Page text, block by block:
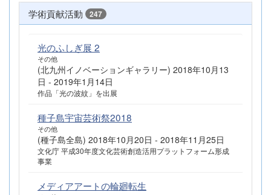
学術貢献活動 247
光のふしぎ展 2
その他
(北九州イノベーションギャラリー) 2018年10月13
日 - 2019年1月14日
作品「光の波紋」を出展
種子島宇宙芸術祭2018
その他
(種子島全島) 2018年10月20日 - 2018年11月25日
文化庁 平成30年度文化芸術創造活用プラットフォーム形成
事業
メディアアートの輪廻転生